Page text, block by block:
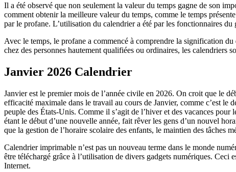
Il a été observé que non seulement la valeur du temps gagne de son
comment obtenir la meilleure valeur du temps, comme le temps
par le profane. L’utilisation du calendrier a été par les fonctionnaires
Avec le temps, le profane a commencé à comprendre la signification
chez des personnes hautement qualifiées ou ordinaires, les calendriers
Janvier 2026 Calendrier
Janvier est le premier mois de l’année civile en 2026. On croit que le
efficacité maximale dans le travail au cours de Janvier, comme c’est le
peuple des États-Unis. Comme il s’agit de l’hiver et des vacances
étant le début d’une nouvelle année, fait rêver les gens d’un nouvel
que la gestion de l’horaire scolaire des enfants, le maintien des tâches
Calendrier imprimable n’est pas un nouveau terme dans le monde
être téléchargé grâce à l’utilisation de divers gadgets numériques. Ceci
Internet.